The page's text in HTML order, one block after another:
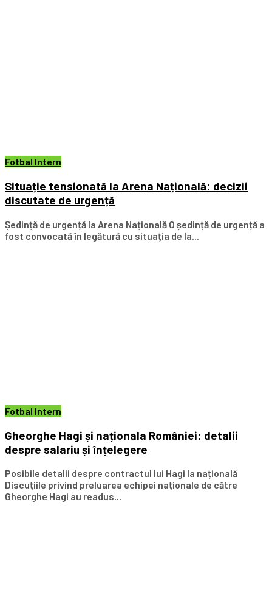
Fotbal Intern
Situație tensionată la Arena Națională: decizii
discutate de urgență
Ședință de urgență la Arena Națională O ședință de urgență a
fost convocată în legătură cu situația de la...
Fotbal Intern
Gheorghe Hagi și naționala României: detalii
despre salariu și înțelegere
Posibile detalii despre contractul lui Hagi la națională
Discuțiile privind preluarea echipei naționale de către
Gheorghe Hagi au readus...